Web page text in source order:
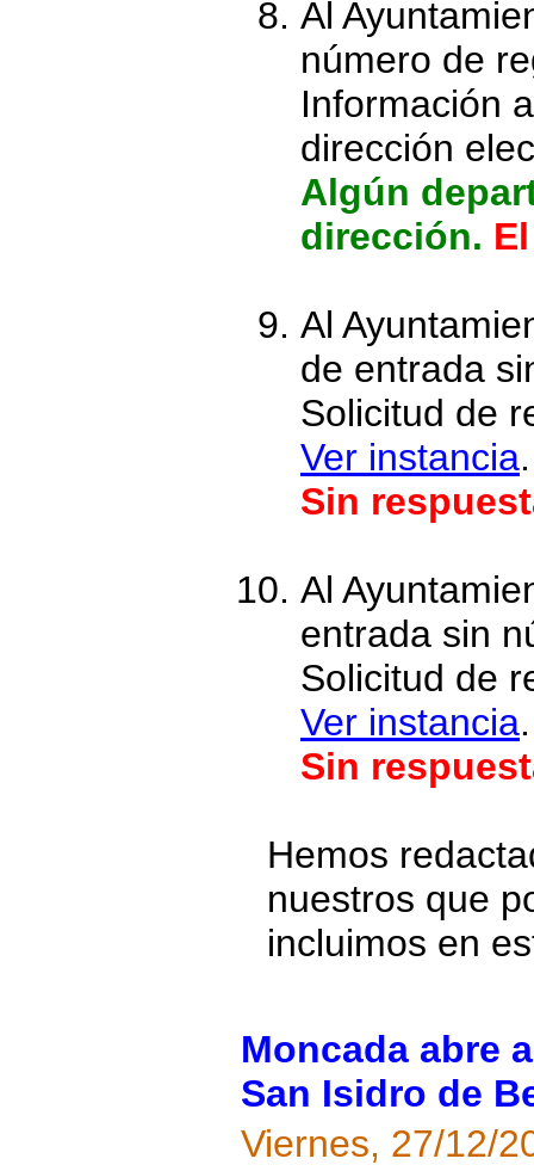
Al
número de
Información
dirección
Algún
dirección.
Al
de entrada
Solicitud de
Ver instancia.
Sin
Al
entrada sin
Solicitud de
Ver instancia.
Sin
Hemos
nuestros que
incluimos en
Moncada abre
San Isidro de
Viernes, 27/12/